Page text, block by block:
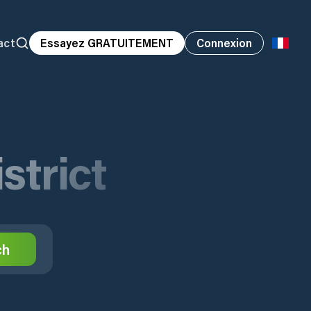
Essayez GRATUITEMENT Connexion